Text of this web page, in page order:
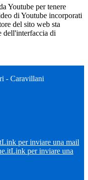
Youtube per tenere
di Youtube incorporati
del sito web sta
dell'interfaccia di
- Caravillani
Link per inviare una mail
Link per inviare una